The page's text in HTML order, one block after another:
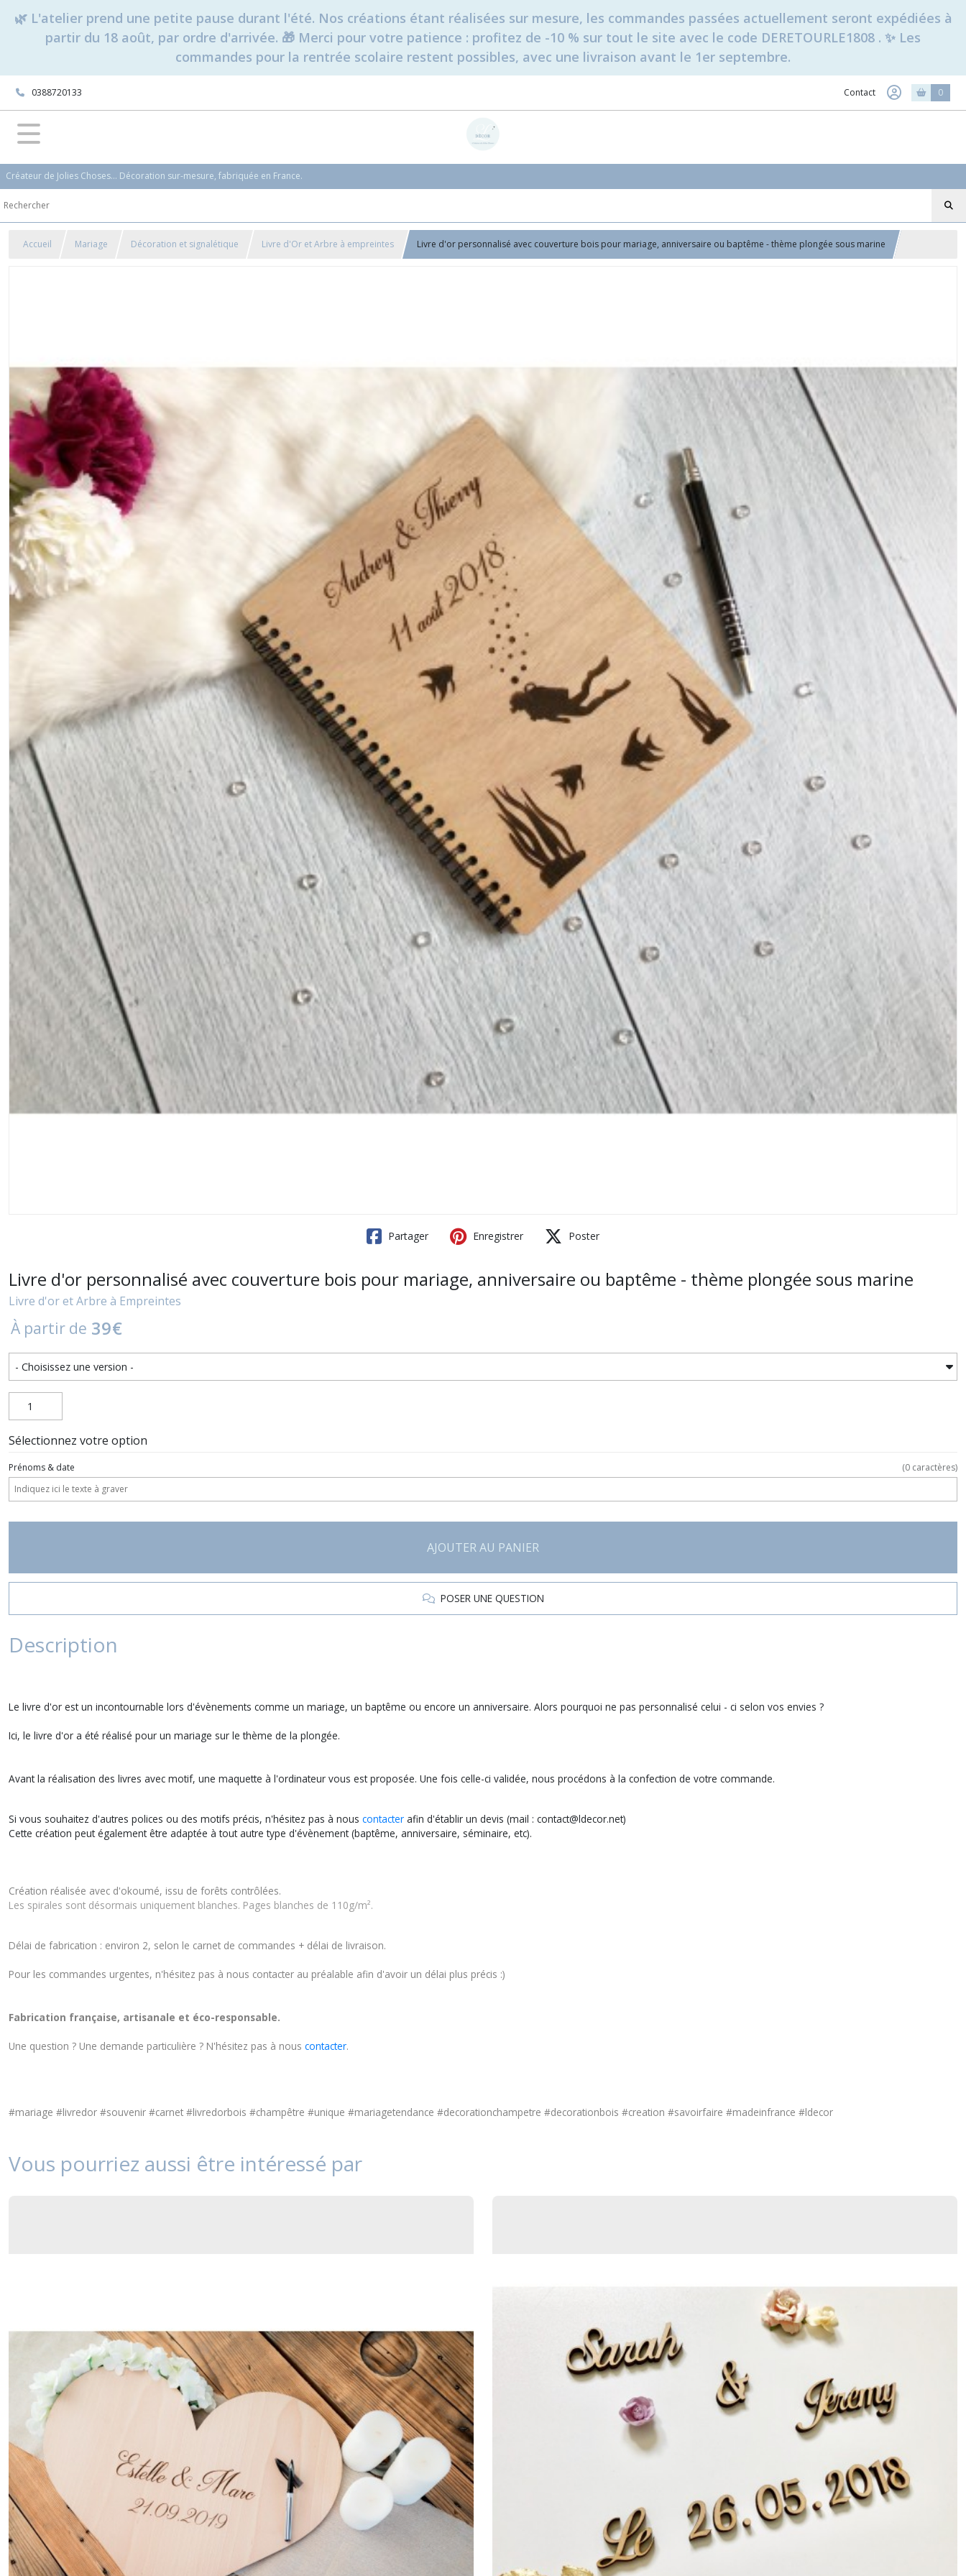
🌿 L'atelier prend une petite pause durant l'été. Nos créations étant réalisées sur mesure, les commandes passées actuellement seront expédiées à
partir du 18 août, par ordre d'arrivée. 🎁 Merci pour votre patience : profitez de -10 % sur tout le site avec le code DERETOURLE1808 . ✨ Les
commandes pour la rentrée scolaire restent possibles, avec une livraison avant le 1er septembre.
0388720133 Contact 0
Créateur de Jolies Choses... Décoration sur-mesure, fabriquée en France.
Accueil Mariage Décoration et signalétique Livre d'Or et Arbre à empreintes Livre d'or personnalisé avec couverture bois pour mariage, anniversaire ou baptême - thème plongée sous marine
Partager Enregistrer Poster
Livre d'or personnalisé avec couverture bois pour mariage, anniversaire ou baptême - thème plongée sous marine
Livre d'or et Arbre à Empreintes
À partir de 39€
Sélectionnez votre option
Prénoms & date (0 caractères)
AJOUTER AU PANIER
POSER UNE QUESTION
Description
Le livre d'or est un incontournable lors d'évènements comme un mariage, un baptême ou encore un anniversaire. Alors pourquoi ne pas personnalisé celui - ci selon vos envies ?
Ici, le livre d'or a été réalisé pour un mariage sur le thème de la plongée.
Avant la réalisation des livres avec motif, une maquette à l'ordinateur vous est proposée. Une fois celle-ci validée, nous procédons à la confection de votre commande.
Si vous souhaitez d'autres polices ou des motifs précis, n'hésitez pas à nous contacter afin d'établir un devis (mail : contact@ldecor.net)
Cette création peut également être adaptée à tout autre type d'évènement (baptême, anniversaire, séminaire, etc).
Création réalisée avec d'okoumé, issu de forêts contrôlées.
Les spirales sont désormais uniquement blanches. Pages blanches de 110g/m².
Délai de fabrication : environ 2, selon le carnet de commandes + délai de livraison.
Pour les commandes urgentes, n'hésitez pas à nous contacter au préalable afin d'avoir un délai plus précis :)
Fabrication française, artisanale et éco-responsable.
Une question ? Une demande particulière ? N'hésitez pas à nous contacter.
#mariage #livredor #souvenir #carnet #livredorbois #champêtre #unique #mariagetendance #decorationchampetre #decorationbois #creation #savoirfaire #madeinfrance #ldecor
Vous pourriez aussi être intéressé par